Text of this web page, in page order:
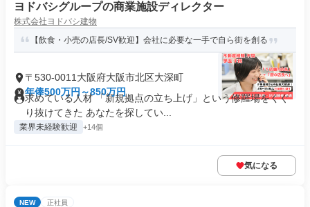
ヨドバシグループの商業施設ディレクター
株式会社ヨドバシ建物
【飲食・小売の店長/SV歓迎】会社に必要な一手で自ら街を創る
〒530-0011大阪府大阪市北区大深町
年俸500万円～850万円
求めている人材 「新規拠点の立ち上げ」という修羅場をくぐ
り抜けてきた あなたを探してい...
業界未経験歓迎 +14個
気になる
NEW 正社員